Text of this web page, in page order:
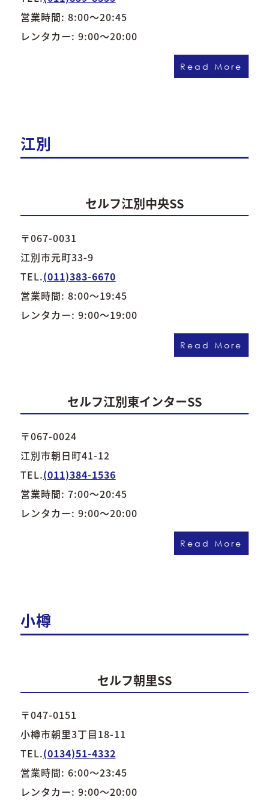
営業時間: 8:00～20:45
レンタカー: 9:00～20:00
Read More
江別
セルフ江別中央SS
〒067-0031
江別市元町33-9
TEL.(011)383-6670
営業時間: 8:00～19:45
レンタカー: 9:00～19:00
Read More
セルフ江別東インターSS
〒067-0024
江別市朝日町41-12
TEL.(011)384-1536
営業時間: 7:00～20:45
レンタカー: 9:00～20:00
Read More
小樽
セルフ朝里SS
〒047-0151
小樽市朝里3丁目18-11
TEL.(0134)51-4332
営業時間: 6:00～23:45
レンタカー: 9:00～20:00